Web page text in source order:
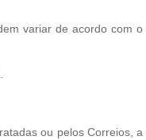
variar de acordo com o
ou pelos Correios, a